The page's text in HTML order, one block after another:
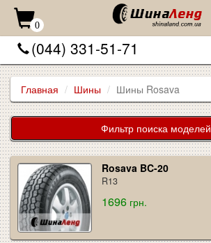
0
(044) 331-51-71
Главная Шины Шины Rosava
Фильтр поиска моделей
Rosava BC-20
R13
1696 грн.